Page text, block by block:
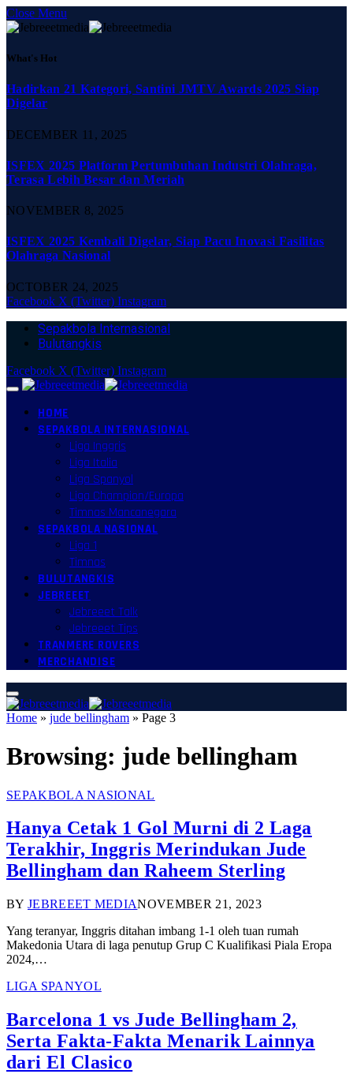
Close Menu
What's Hot
Hadirkan 21 Kategori, Santini JMTV Awards 2025 Siap
Digelar
DECEMBER 11, 2025
ISFEX 2025 Platform Pertumbuhan Industri Olahraga,
Terasa Lebih Besar dan Meriah
NOVEMBER 8, 2025
ISFEX 2025 Kembali Digelar, Siap Pacu Inovasi Fasilitas
Olahraga Nasional
OCTOBER 24, 2025
Facebook X (Twitter) Instagram
Sepakbola Internasional
Bulutangkis
Facebook X (Twitter) Instagram
HOME
SEPAKBOLA INTERNASIONAL
Liga Inggris
Liga Italia
Liga Spanyol
Liga Champion/Europa
Timnas Mancanegara
SEPAKBOLA NASIONAL
Liga 1
Timnas
BULUTANGKIS
JEBREEET
Jebreeet Talk
Jebreeet Tips
TRANMERE ROVERS
MERCHANDISE
Home » jude bellingham » Page 3
Browsing: jude bellingham
SEPAKBOLA NASIONAL
Hanya Cetak 1 Gol Murni di 2 Laga
Terakhir, Inggris Merindukan Jude
Bellingham dan Raheem Sterling
BY JEBREEET MEDIANOVEMBER 21, 2023
Yang teranyar, Inggris ditahan imbang 1-1 oleh tuan rumah
Makedonia Utara di laga penutup Grup C Kualifikasi Piala Eropa
2024,…
LIGA SPANYOL
Barcelona 1 vs Jude Bellingham 2,
Serta Fakta-Fakta Menarik Lainnya
dari El Clasico